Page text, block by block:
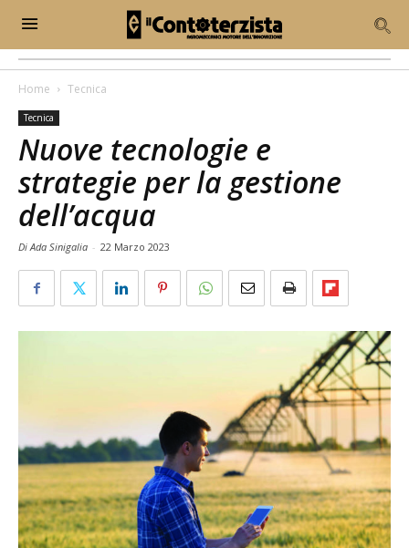
Home Tecnica
Tecnica
Nuove tecnologie e
strategie per la gestione
dell’acqua
Di Ada Sinigalia - 22 Marzo 2023